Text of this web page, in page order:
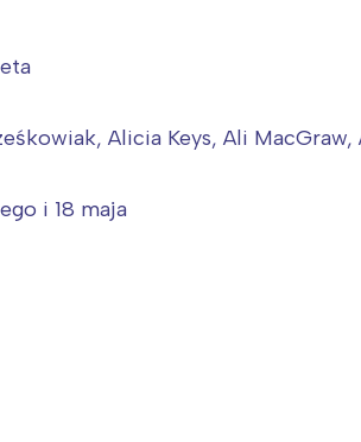
Alicia Keys, Ali
i 18 maja